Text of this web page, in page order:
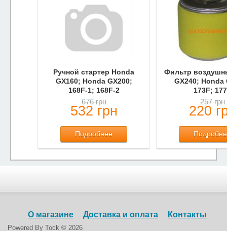
Ручной стартер Honda
GX160; Honda GX200;
168F-1; 168F-2
676 грн
532 грн
Подробнее
Фильтр
GX240; Honda
173F;
257 грн
220
О магазине Доставка и оплата Контакты
Powered By Tock © 2026